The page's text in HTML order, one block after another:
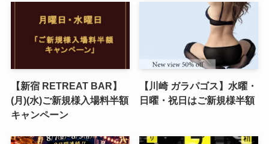
【新宿 RETREAT BAR】
(月)(水)ご新規様入場料半額
キャンペーン
【川崎 ガラパゴス】水曜・
日曜・祝日はご新規様半額